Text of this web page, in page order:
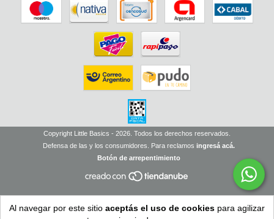
Al navegar por este sitio aceptás el uso de cookies para agilizar
Copyright Little Basics - 2026. Todos los derechos reservados.
Defensa de las y los consumidores. Para reclamos ingresá acá.
Botón de arrepentimiento